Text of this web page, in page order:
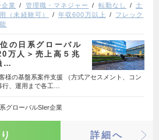
企業 管理職・マネジャー 転勤なし
土
（未経験可） 年収600万以上
フレック
の日系グローバル
万人＞売上高５兆
…
様の基盤系案件支援 （方式アセスメント、コン
、運用まで各工…
グローバルSIer企業
詳細へ